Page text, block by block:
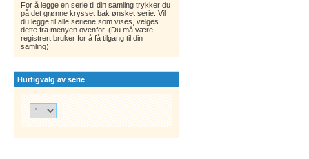
For å legge en serie til din samling trykker du
på det grønne krysset bak ønsket serie. Vil
du legge til alle seriene som vises, velges
dette fra menyen ovenfor. (Du må være
registrert bruker for å få tilgang til din
samling)
Hurtigvalg av serie